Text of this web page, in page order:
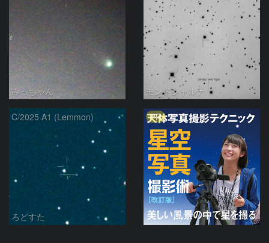
みっちゃん モンドシャルナ
C/2025 A1 (Lemmon)
ろどすた
PR